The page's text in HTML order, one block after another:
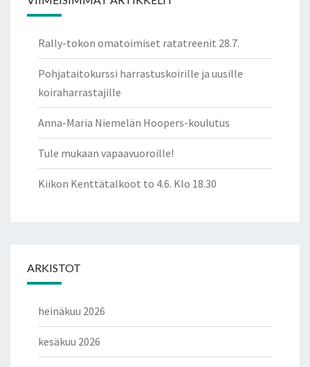
Rally-tokon omatoimiset ratatreenit 28.7.
Pohjataitokurssi harrastuskoirille ja uusille
koiraharrastajille
Anna-Maria Niemelän Hoopers-koulutus
Tule mukaan vapaavuoroille!
Kiikon Kenttätalkoot to 4.6. Klo 18.30
ARKISTOT
heinäkuu 2026
kesäkuu 2026